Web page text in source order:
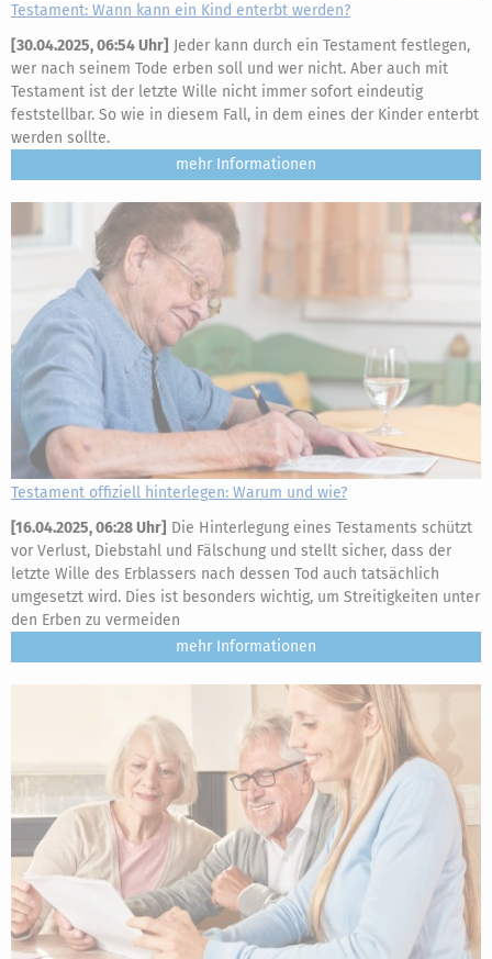
Testament: Wann kann ein Kind enterbt werden?
[30.04.2025, 06:54 Uhr] Jeder kann durch ein Testament festlegen,
wer nach seinem Tode erben soll und wer nicht. Aber auch mit
Testament ist der letzte Wille nicht immer sofort eindeutig
feststellbar. So wie in diesem Fall, in dem eines der Kinder enterbt
werden sollte.
mehr
Testament offiziell hinterlegen: Warum und wie?
[16.04.2025, 06:28 Uhr] Die Hinterlegung eines Testaments schützt
vor Verlust, Diebstahl und Fälschung und stellt sicher, dass der
letzte Wille des Erblassers nach dessen Tod auch tatsächlich
umgesetzt wird. Dies ist besonders wichtig, um Streitigkeiten unter
den Erben zu vermeiden
mehr